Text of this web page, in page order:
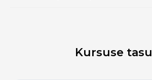
Kursuse tasu